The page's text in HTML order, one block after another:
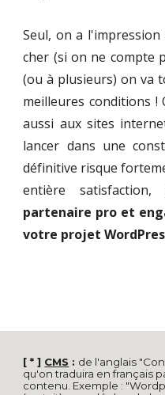
Seul, on a
cher (si on ne compte
(ou à plusieurs) on va
meilleures conditions
aussi aux sites
lancer dans une
définitive risque
entière satisfaction,
partenaire pro et
votre projet
[ * ] CMS : de l'anglais "
qu'on traduira en français
contenu. Exemple :